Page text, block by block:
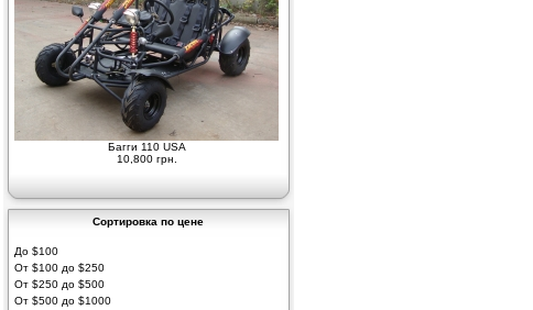
Багги 110 USA
10,800 грн.
Сортировка по цене
До $100
От $100 до $250
От $250 до $500
От $500 до $1000